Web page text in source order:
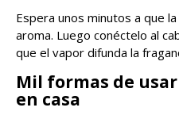
Espera unos minutos a que
aroma. Luego conéctelo al
que el vapor difunda la
Mil formas de
en casa